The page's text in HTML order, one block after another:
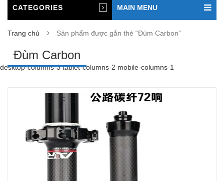
CATEGORIES MAIN MENU
Trang chủ Sản phẩm được gắn thẻ “Đùm Carbon”
Đùm Carbon
desktop-columns-3 tablet-columns-2 mobile-columns-1